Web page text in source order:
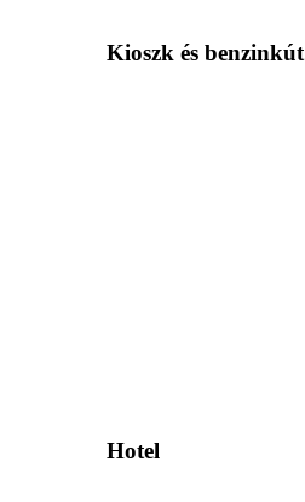
Kioszk és benzinkút
Hotel